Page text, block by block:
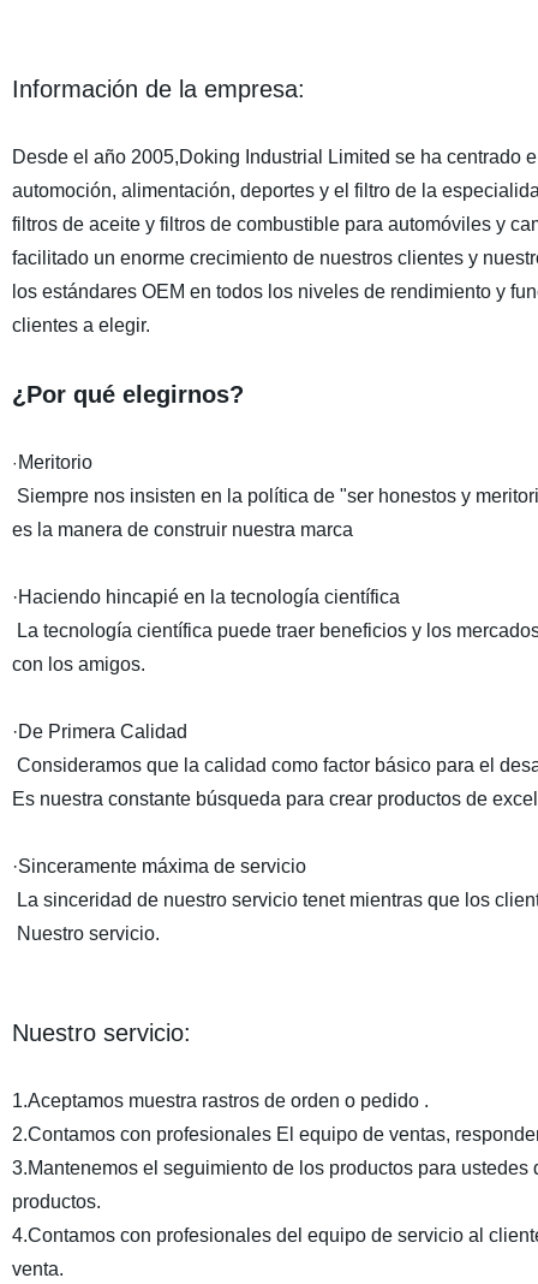
Información de la empresa:
Desde el año 2005,Doking Industrial Limited se ha centrado
automoción, alimentación, deportes y el filtro de la
filtros de aceite y filtros de combustible para automóviles y
facilitado un enorme crecimiento de nuestros clientes y
los estándares OEM en todos los niveles de rendimiento y
clientes a elegir.
¿Por qué elegirnos?
· Meritorio
Siempre nos insisten en la política de "ser honestos y
es la manera de construir nuestra marca
·Haciendo hincapié en la tecnología científica
La tecnología científica puede traer beneficios y los
con los amigos.
·De Primera Calidad
Consideramos que la calidad como factor básico para el
Es nuestra constante búsqueda para crear productos de
·Sinceramente máxima de servicio
La sinceridad de nuestro servicio tenet mientras que los
Nuestro servicio.
Nuestro servicio:
1.Aceptamos muestra rastros de orden o pedido .
2.Contamos con profesionales El equipo de ventas,
3.Mantenemos el seguimiento de los productos para
productos.
4.Contamos con profesionales del equipo de servicio al
venta.